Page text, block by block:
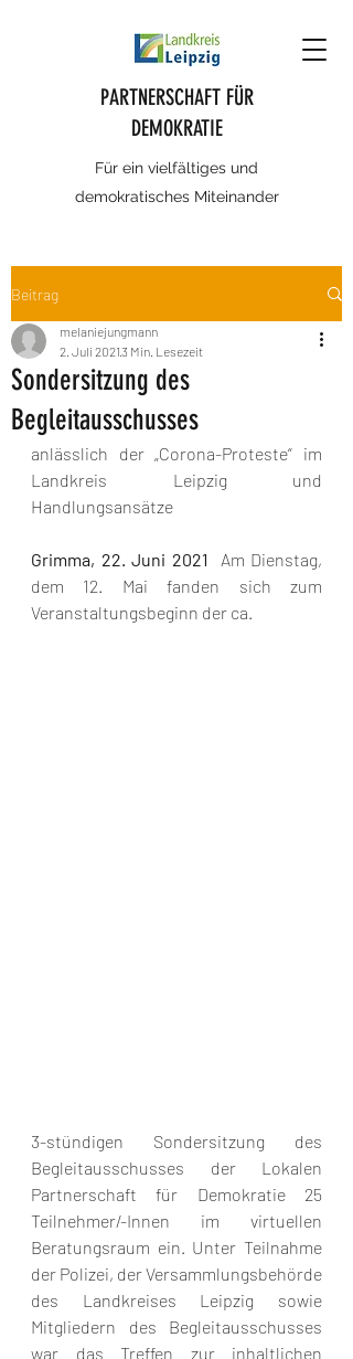
PARTNERSCHAFT FÜR
DEMOKRATIE
Für ein vielfältiges und
demokratisches Miteinander
Beitrag
Sondersitzung des
Begleitausschusses
melaniejungmann
2. Juli 20213 Min. Lesezeit
anlässlich der „Corona-Proteste“ im
Landkreis Leipzig und
Handlungsansätze
Grimma, 22. Juni 2021
Am Dienstag,
dem 12. Mai fanden sich zum
Veranstaltungsbeginn der ca.
3-stündigen Sondersitzung des
Begleitausschusses der Lokalen
Partnerschaft für Demokratie 25
Teilnehmer/-Innen im virtuellen
Beratungsraum ein. Unter Teilnahme
der Polizei, der Versammlungsbehörde
des Landkreises Leipzig sowie
Mitgliedern des Begleitausschusses
war das Treffen zur inhaltlichen